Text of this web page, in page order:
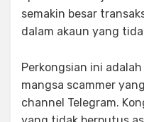
semakin besar
dalam akaun yang
Perkongsian ini
mangsa scammer
channel Telegram.